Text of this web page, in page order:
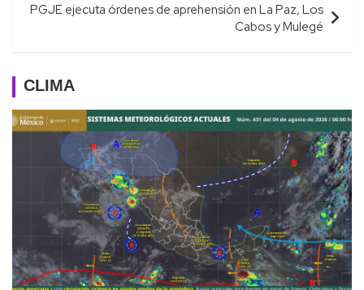
PGJE ejecuta órdenes de aprehensión en La Paz, Los
Cabos y Mulegé
CLIMA